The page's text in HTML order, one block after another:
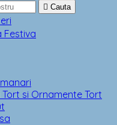
 Cauta
Festiva
si Ornamente Tort